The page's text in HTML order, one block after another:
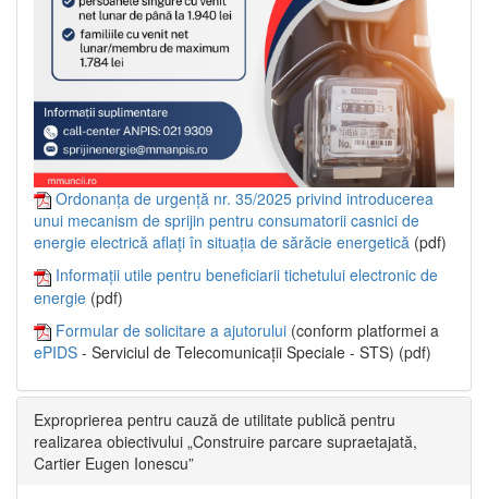
Ordonanța de urgență nr. 35/2025 privind introducerea
unui mecanism de sprijin pentru consumatorii casnici de
energie electrică aflați în situația de sărăcie energetică (pdf)
Informații utile pentru beneficiarii tichetului electronic de
energie (pdf)
Formular de solicitare a ajutorului (conform platformei a
ePIDS - Serviciul de Telecomunicații Speciale - STS) (pdf)
Exproprierea pentru cauză de utilitate publică pentru
realizarea obiectivului „Construire parcare supraetajată,
Cartier Eugen Ionescu”